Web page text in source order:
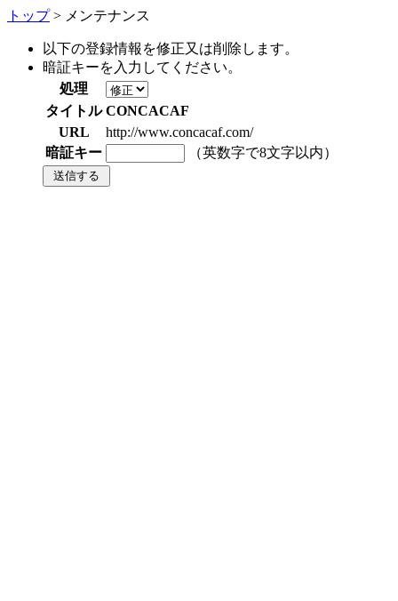
トップ> メンテナンス
以下の登録情報を修正又は削除します。
暗証キーを入力してください。
処理
タイトル CONCACAF
URL
http://www.concacaf.com/
暗証キー
（英数字で8文字以内）